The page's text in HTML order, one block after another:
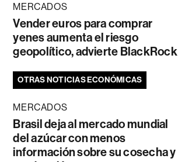
MERCADOS
Vender euros para comprar
yenes aumenta el riesgo
geopolítico, advierte BlackRock
OTRAS NOTICIAS ECONÓMICAS
MERCADOS
Brasil deja al mercado mundial
del azúcar con menos
información sobre su cosecha y